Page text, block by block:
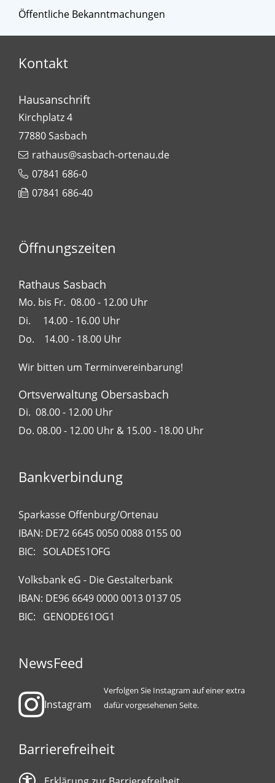
Öffentliche Bekanntmachungen
Kontakt
Hausanschrift
Kirchplatz 4
77880Sasbach
rathaus@sasbach-ortenau.de
07841 686-0
07841 686-40
Öffnungszeiten
Rathaus Sasbach
Mo. bis Fr. 08.00 - 12.00 Uhr
Di. 14.00 - 16.00 Uhr
Do. 14.00 - 18.00 Uhr
Wir bitten um Terminvereinbarung!
Ortsverwaltung Obersasbach
Di. 08.00 - 12.00 Uhr
Do. 08.00 - 12.00 Uhr & 15.00 - 18.00 Uhr
Bankverbindung
Sparkasse Offenburg/Ortenau
IBAN: DE72 6645 0050 0088 0155 00
BIC: SOLADES1OFG
Volksbank eG - Die Gestalterbank
IBAN: DE96 6649 0000 0013 0137 05
BIC: GENODE61OG1
NewsFeed
Instagram
Verfolgen Sie Instagram auf einer extra
dafür vorgesehenen Seite.
Barrierefreiheit